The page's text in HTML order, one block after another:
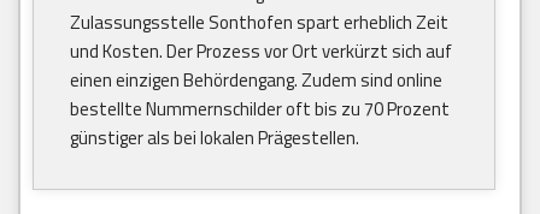
Zulassungsstelle Sonthofen spart erheblich Zeit
und Kosten. Der Prozess vor Ort verkürzt sich auf
einen einzigen Behördengang. Zudem sind online
bestellte Nummernschilder oft bis zu 70 Prozent
günstiger als bei lokalen Prägestellen.